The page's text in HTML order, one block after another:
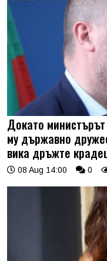
Докато
му държавно
вика дръжте
08 Aug 14:00 0